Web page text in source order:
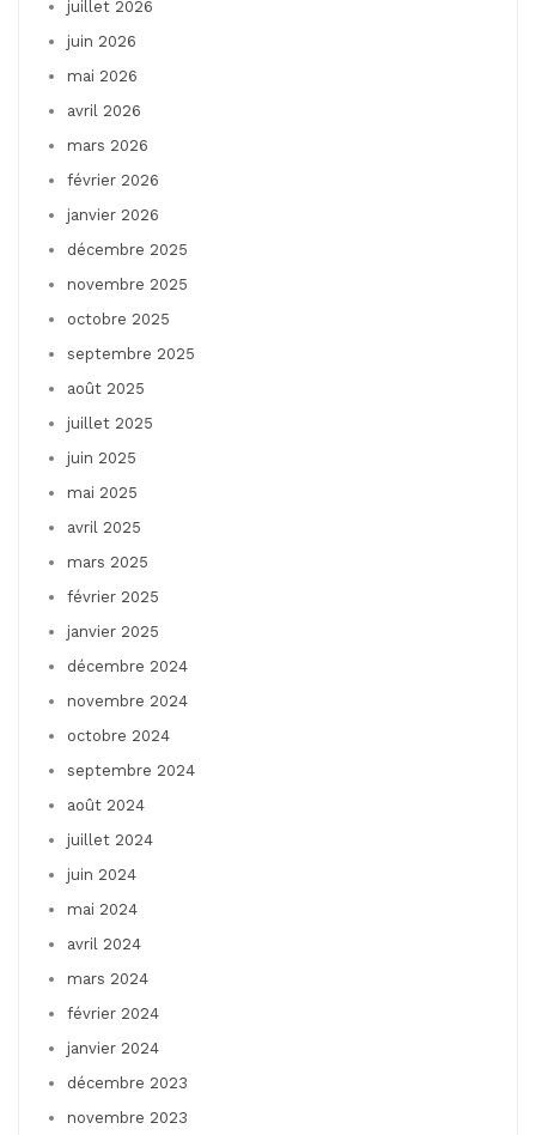
juillet 2026
juin 2026
mai 2026
avril 2026
mars 2026
février 2026
janvier 2026
décembre 2025
novembre 2025
octobre 2025
septembre 2025
août 2025
juillet 2025
juin 2025
mai 2025
avril 2025
mars 2025
février 2025
janvier 2025
décembre 2024
novembre 2024
octobre 2024
septembre 2024
août 2024
juillet 2024
juin 2024
mai 2024
avril 2024
mars 2024
février 2024
janvier 2024
décembre 2023
novembre 2023